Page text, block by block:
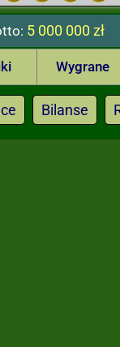
5 000 000 zł
Wygrane
Bilanse